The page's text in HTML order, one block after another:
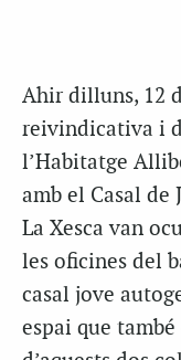
Ahir dilluns, 12
reivindicativa i
l’Habitatge
amb el Casal de
La Xesca van
les oficines del
casal jove
espai que